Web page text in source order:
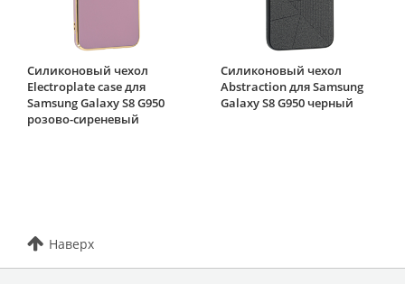
Силиконовый чехол
Electroplate case для
Samsung Galaxy S8 G950
розово-сиреневый
Силиконовый чехол
Abstraction для Samsung
Galaxy S8 G950 черный
Наверх